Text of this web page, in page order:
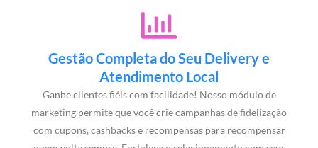
Gestão Completa do Seu Delivery e
Atendimento Local
Ganhe clientes fiéis com facilidade! Nosso módulo de
marketing permite que você crie campanhas de fidelização
com cupons, cashbacks e recompensas para recompensar